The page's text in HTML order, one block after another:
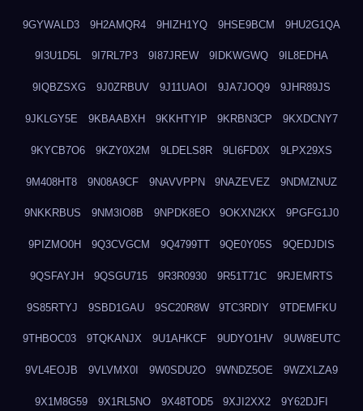
9GYWALD3 9H2AMQR4 9HIZH1YQ 9HSE9BCM 9HU2G1QA
9I3U1D5L 9I7RL7P3 9I87JREW 9IDKWGWQ 9IL8EDHA
9IQBZSXG 9J0ZRBUV 9J11UAOI 9JA7JOQ9 9JHR89JS
9JKLGY5E 9KBAABXH 9KKHTYIP 9KRBN3CP 9KXDCNY7
9KYCB7O6 9KZY0X2M 9LDELS8R 9LI6FD0X 9LPX29XS
9M408HT8 9N08A9CF 9NAVVPPN 9NAZEVEZ 9NDMZNUZ
9NKKRBUS 9NM3IO8B 9NPDK8EO 9OKXN2KX 9PGFG1J0
9PIZMO0H 9Q3CVGCM 9Q4799TT 9QE0Y05S 9QEDJDIS
9QSFAYJH 9QSGU715 9R3R0930 9R51T71C 9RJEMRTS
9S85RTYJ 9SBD1GAU 9SC20R8W 9TC3RDIY 9TDEMFKU
9THBOC03 9TQKANJX 9U1AHKCF 9UDYO1HV 9UW8EUTC
9VL4EOJB 9VLVMX0I 9W0SDU2O 9WNDZ5OE 9WZXLZA9
9X1M8G59 9X1RL5NO 9X48TOD5 9XJI2XX2 9Y62DJFI